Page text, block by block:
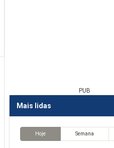
PUB
Mais lidas
Hoje Semana